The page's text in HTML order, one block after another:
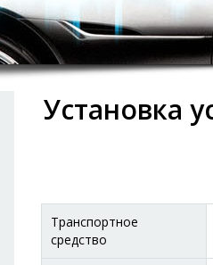
Установка
Транспортное
средство